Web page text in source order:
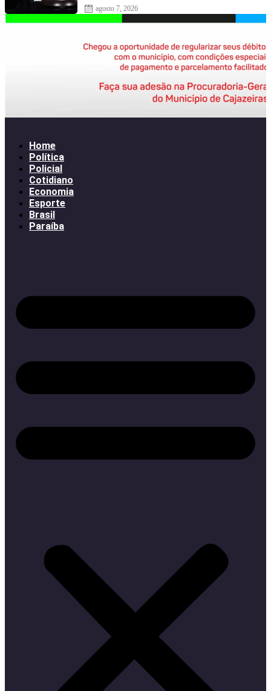
Posted
agosto 7, 2026
Home
Política
Policial
Cotidiano
Economia
Esporte
Brasil
Paraíba